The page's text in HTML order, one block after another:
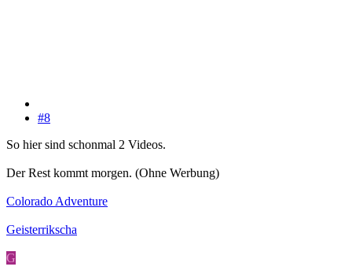
#8
So hier sind schonmal 2 Videos.
Der Rest kommt morgen. (Ohne Werbung)
Colorado Adventure
Geisterrikscha
G